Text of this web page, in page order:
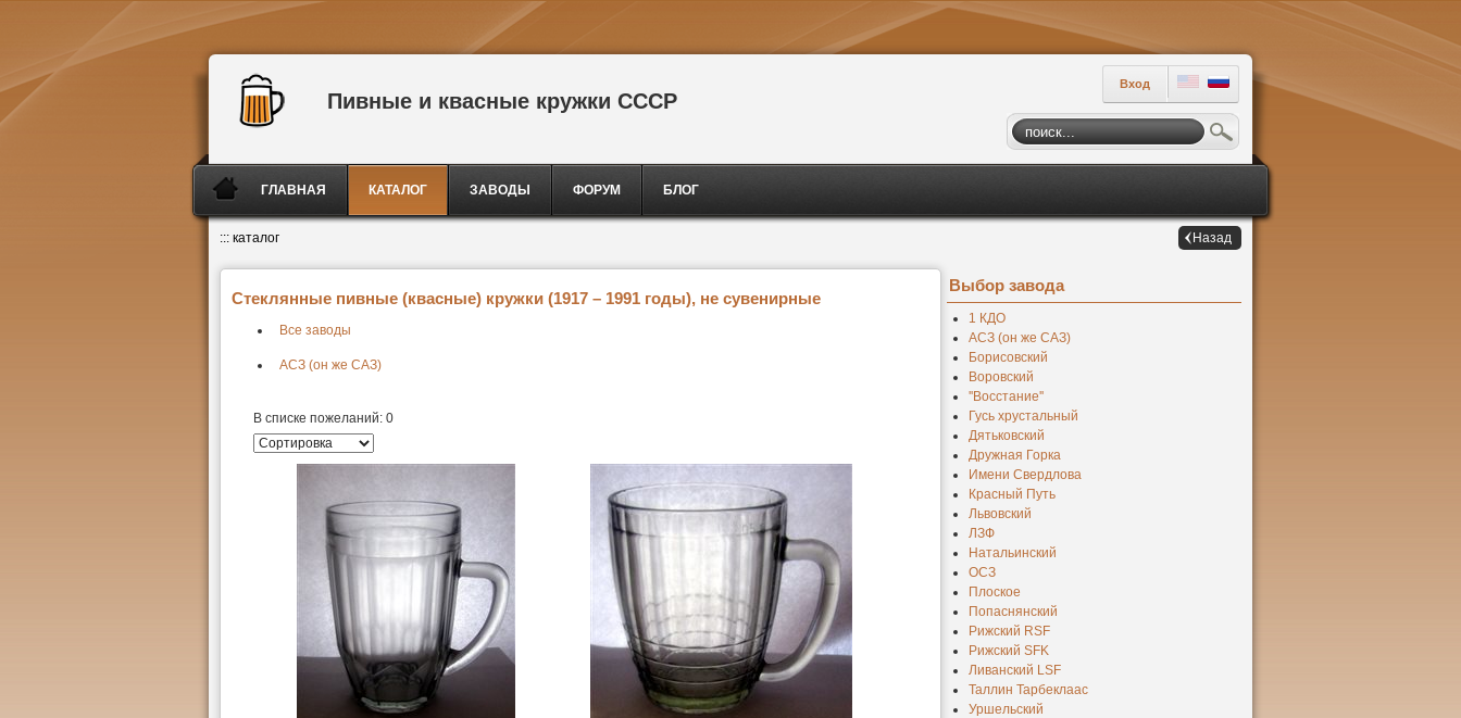
Пивные и квасные кружки СССР
Вход
ГЛАВНАЯ КАТАЛОГ ЗАВОДЫ ФОРУМ БЛОГ
::: каталог Назад
Стеклянные пивные (квасные) кружки (1917 – 1991 годы), не сувенирные
Все заводы
АСЗ (он же САЗ)
В списке пожеланий: 0
Выбор завода
1 КДО
АСЗ (он же САЗ)
Борисовский
Воровский
''Восстание''
Гусь хрустальный
Дятьковский
Дружная Горка
Имени Свердлова
Красный Путь
Львовский
ЛЗФ
Натальинский
ОСЗ
Плоское
Попаснянский
Рижский RSF
Рижский SFK
Ливанский LSF
Таллин Тарбеклаас
Уршельский